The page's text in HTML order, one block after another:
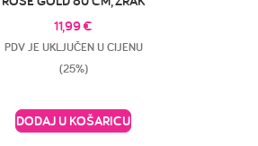
11,99€
PDV JE UKLJUČEN U CIJENU
(25%)
DODAJ U KOŠARICU